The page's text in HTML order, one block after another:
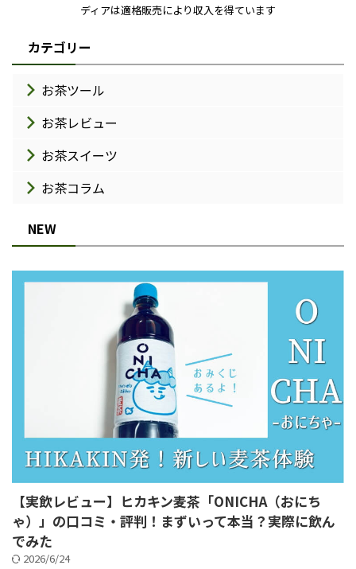
ディアは適格販売により収入を得ています
カテゴリー
お茶ツール
お茶レビュー
お茶スイーツ
お茶コラム
NEW
【実飲レビュー】ヒカキン麦茶「ONICHA（おにち
ゃ）」の口コミ・評判！まずいって本当？実際に飲ん
でみた
2026/6/24